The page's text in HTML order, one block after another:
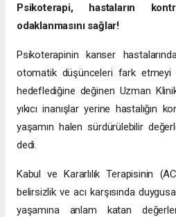
Psikoterapi, hastaların
odaklanmasını sağlar!
Psikoterapinin kanser
otomatik düşünceleri fark etmeyi
hedeflediğine değinen Uzman
yıkıcı inanışlar yerine hastalığın
yaşamın halen sürdürülebilir
dedi.
Kabul ve Kararlılık Terapisinin
belirsizlik ve acı karşısında
yaşamına anlam katan